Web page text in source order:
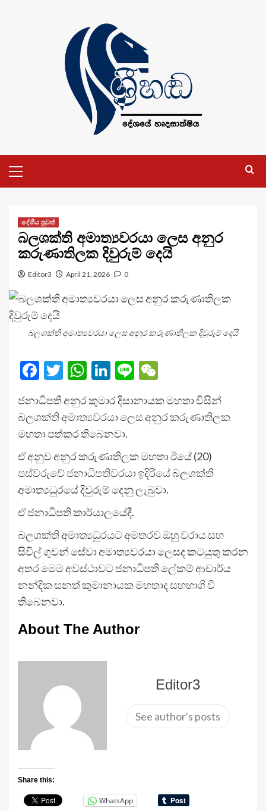
Menu
දේශීය පුවත්
බලශක්ති අමාත්‍යවරයා ලෙස අනුර
කරුණාතිලක දිවුරුම් දෙයි
Editor3 April 21, 2026 0
බලශක්ති අමාත්‍යවරයා ලෙස අනුර කරුණාතිලක දිවුරුම් දෙයි
Facebook
Twitter
WhatsApp
LinkedIn
Line
ජනාධිපති අනුර කුමාර දිසානායක මහතා විසින්
බලශක්ති අමාත්‍යවරයා ලෙස අනුර කරුණාතිලක
මහතා පත්කර තිබෙනවා.
ඒ අනුව අනුර කරුණාතිලක මහතා ඊයේ (20)
පස්වරුවේ ජනාධිපතිවරයා ඉදිරියේ බලශක්ති
අමාත්‍යධුරයේ දිවුරුම් දෙනු ලැබුවා.
ඒ ජනාධිපති කාර්යාලයේදී.
බලශක්ති අමාත්‍යධුරයට අමතරව ඔහු වරාය සහ
සිවිල් ගුවන් සේවා අමාත්‍යවරයා ලෙසද කටයුතු කරන
අතර මෙම අවස්ථාවට ජනාධිපති ලේකම් ආචාර්ය
නන්දික සනත් කුමානායක මහතාද සහභාගි වී
තිබෙනවා.
About The Author
Editor3
See author's posts
Share this:
WhatsApp